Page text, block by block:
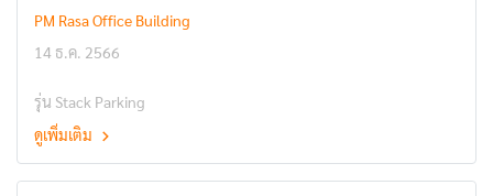
PM Rasa Office Building
14 ธ.ค. 2566
รุ่น Stack Parking
ดูเพิ่มเติม